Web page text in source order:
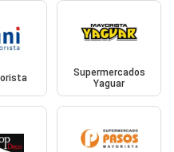
Supermercados
Yaguar